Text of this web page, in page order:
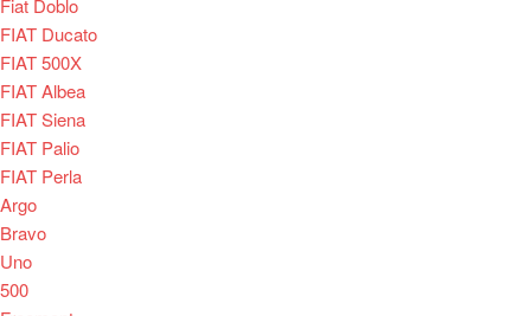
Fiat Doblo
FIAT Ducato
FIAT 500X
FIAT Albea
FIAT Siena
FIAT Palio
FIAT Perla
Argo
Bravo
Uno
500